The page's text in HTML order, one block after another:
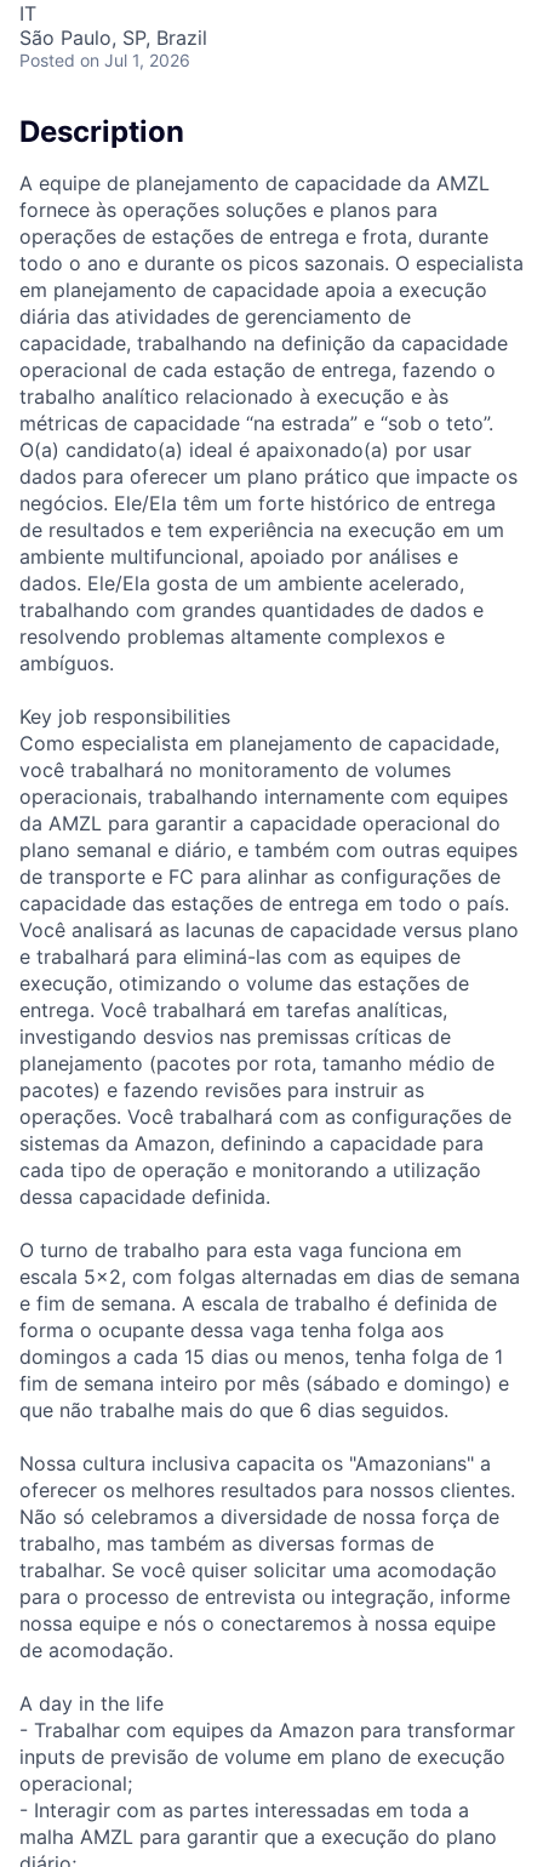
IT
São Paulo, SP, Brazil
Posted on Jul 1, 2026
Description
A equipe de planejamento de capacidade da AMZL
fornece às operações soluções e planos para
operações de estações de entrega e frota, durante
todo o ano e durante os picos sazonais. O especialista
em planejamento de capacidade apoia a execução
diária das atividades de gerenciamento de
capacidade, trabalhando na definição da capacidade
operacional de cada estação de entrega, fazendo o
trabalho analítico relacionado à execução e às
métricas de capacidade “na estrada” e “sob o teto”.
O(a) candidato(a) ideal é apaixonado(a) por usar
dados para oferecer um plano prático que impacte os
negócios. Ele/Ela têm um forte histórico de entrega
de resultados e tem experiência na execução em um
ambiente multifuncional, apoiado por análises e
dados. Ele/Ela gosta de um ambiente acelerado,
trabalhando com grandes quantidades de dados e
resolvendo problemas altamente complexos e
ambíguos.
Key job responsibilities
Como especialista em planejamento de capacidade,
você trabalhará no monitoramento de volumes
operacionais, trabalhando internamente com equipes
da AMZL para garantir a capacidade operacional do
plano semanal e diário, e também com outras equipes
de transporte e FC para alinhar as configurações de
capacidade das estações de entrega em todo o país.
Você analisará as lacunas de capacidade versus plano
e trabalhará para eliminá-las com as equipes de
execução, otimizando o volume das estações de
entrega. Você trabalhará em tarefas analíticas,
investigando desvios nas premissas críticas de
planejamento (pacotes por rota, tamanho médio de
pacotes) e fazendo revisões para instruir as
operações. Você trabalhará com as configurações de
sistemas da Amazon, definindo a capacidade para
cada tipo de operação e monitorando a utilização
dessa capacidade definida.
O turno de trabalho para esta vaga funciona em
escala 5x2, com folgas alternadas em dias de semana
e fim de semana. A escala de trabalho é definida de
forma o ocupante dessa vaga tenha folga aos
domingos a cada 15 dias ou menos, tenha folga de 1
fim de semana inteiro por mês (sábado e domingo) e
que não trabalhe mais do que 6 dias seguidos.
Nossa cultura inclusiva capacita os "Amazonians" a
oferecer os melhores resultados para nossos clientes.
Não só celebramos a diversidade de nossa força de
trabalho, mas também as diversas formas de
trabalhar. Se você quiser solicitar uma acomodação
para o processo de entrevista ou integração, informe
nossa equipe e nós o conectaremos à nossa equipe
de acomodação.
A day in the life
- Trabalhar com equipes da Amazon para transformar
inputs de previsão de volume em plano de execução
operacional;
- Interagir com as partes interessadas em toda a
malha AMZL para garantir que a execução do plano